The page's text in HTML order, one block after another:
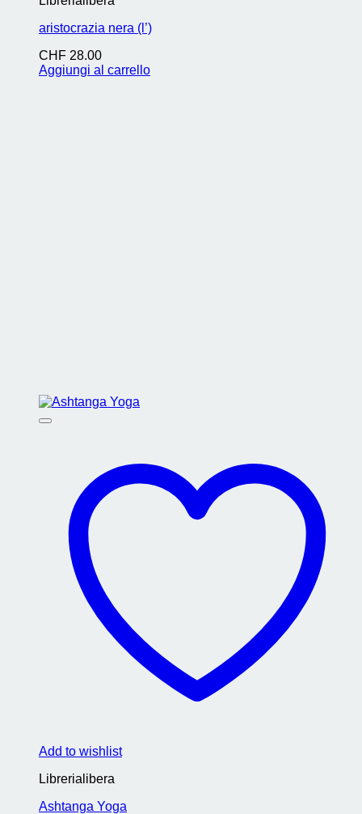
aristocrazia nera (l’)
CHF 28.00
Aggiungi al carrello
Add to wishlist
Librerialibera
Ashtanga Yoga